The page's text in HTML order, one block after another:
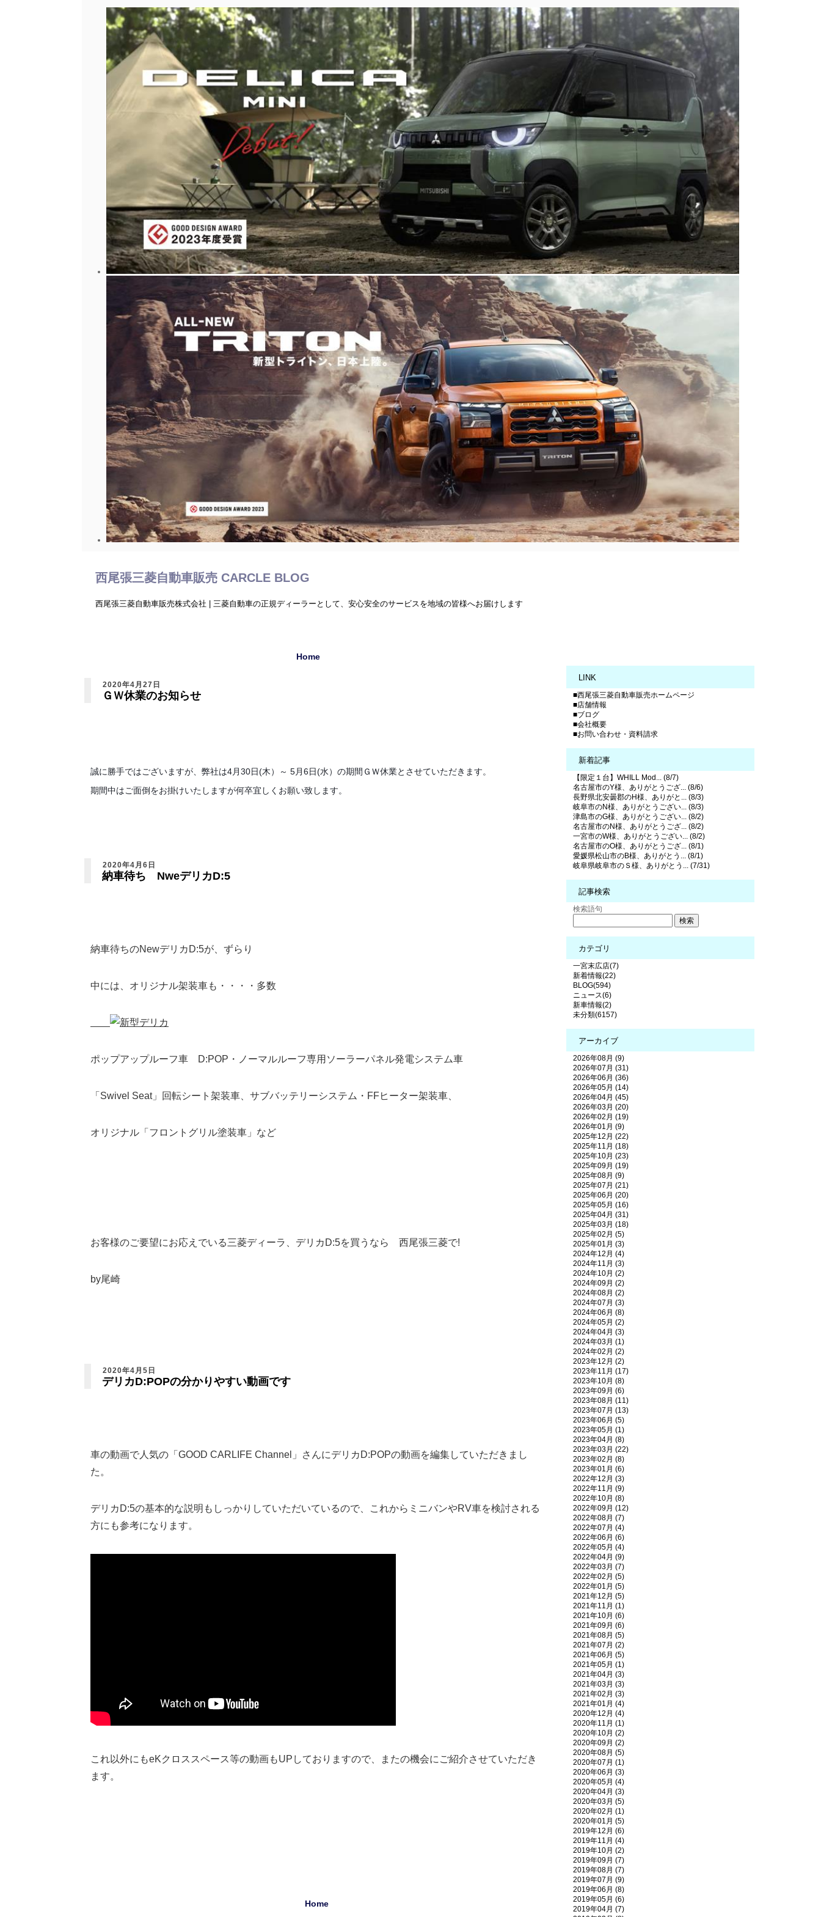
西尾張三菱自動車販売 CARCLE BLOG
西尾張三菱自動車販売株式会社 | 三菱自動車の正規ディーラーとして、安心安全のサービスを地域の皆様へお届けします
Home
2020年4月27日
ＧＷ休業のお知らせ
誠に勝手ではございますが、弊社は4月30日(木）～ 5月6日(水）の期間ＧＷ休業とさせていただきます。
期間中はご面倒をお掛けいたしますが何卒宜しくお願い致します。
2020年4月6日
納車待ち NweデリカD:5
納車待ちのNewデリカD:5が、ずらり
中には、オリジナル架装車も・・・・多数
ポップアップルーフ車 D:POP・ノーマルルーフ専用ソーラーパネル発電システム車
「Swivel Seat」回転シート架装車、サブバッテリーシステム・FFヒーター架装車、
オリジナル「フロントグリル塗装車」など
お客様のご要望にお応えでいる三菱ディーラ、デリカD:5を買うなら 西尾張三菱で!
by尾崎
2020年4月5日
デリカD:POPの分かりやすい動画です
車の動画で人気の「GOOD CARLIFE Channel」さんにデリカD:POPの動画を編集していただきまし
た。
デリカD:5の基本的な説明もしっかりしていただいているので、これからミニバンやRV車を検討される
方にも参考になります。
これ以外にもeKクロススペース等の動画もUPしておりますので、またの機会にご紹介させていただき
ます。
Home
LINK
■西尾張三菱自動車販売ホームページ
■店舗情報
■ブログ
■会社概要
■お問い合わせ・資料請求
新着記事
【限定１台】WHILL Mod... (8/7)
名古屋市のY様、ありがとうござ... (8/6)
長野県北安曇郡のH様、ありがと... (8/3)
岐阜市のN様、ありがとうござい... (8/3)
津島市のG様、ありがとうござい... (8/2)
名古屋市のN様、ありがとうござ... (8/2)
一宮市のW様、ありがとうござい... (8/2)
名古屋市のO様、ありがとうござ... (8/1)
愛媛県松山市のB様、ありがとう... (8/1)
岐阜県岐阜市のＳ様、ありがとう... (7/31)
記事検索
検索語句
カテゴリ
一宮末広店(7)
新着情報(22)
BLOG(594)
ニュース(6)
新車情報(2)
未分類(6157)
アーカイブ
2026年08月 (9)
2026年07月 (31)
2026年06月 (36)
2026年05月 (14)
2026年04月 (45)
2026年03月 (20)
2026年02月 (19)
2026年01月 (9)
2025年12月 (22)
2025年11月 (18)
2025年10月 (23)
2025年09月 (19)
2025年08月 (9)
2025年07月 (21)
2025年06月 (20)
2025年05月 (16)
2025年04月 (31)
2025年03月 (18)
2025年02月 (5)
2025年01月 (3)
2024年12月 (4)
2024年11月 (3)
2024年10月 (2)
2024年09月 (2)
2024年08月 (2)
2024年07月 (3)
2024年06月 (8)
2024年05月 (2)
2024年04月 (3)
2024年03月 (1)
2024年02月 (2)
2023年12月 (2)
2023年11月 (17)
2023年10月 (8)
2023年09月 (6)
2023年08月 (11)
2023年07月 (13)
2023年06月 (5)
2023年05月 (1)
2023年04月 (8)
2023年03月 (22)
2023年02月 (8)
2023年01月 (6)
2022年12月 (3)
2022年11月 (9)
2022年10月 (8)
2022年09月 (12)
2022年08月 (7)
2022年07月 (4)
2022年06月 (6)
2022年05月 (4)
2022年04月 (9)
2022年03月 (7)
2022年02月 (5)
2022年01月 (5)
2021年12月 (5)
2021年11月 (1)
2021年10月 (6)
2021年09月 (6)
2021年08月 (5)
2021年07月 (2)
2021年06月 (5)
2021年05月 (1)
2021年04月 (3)
2021年03月 (3)
2021年02月 (3)
2021年01月 (4)
2020年12月 (4)
2020年11月 (1)
2020年10月 (2)
2020年09月 (2)
2020年08月 (5)
2020年07月 (1)
2020年06月 (3)
2020年05月 (4)
2020年04月 (3)
2020年03月 (5)
2020年02月 (1)
2020年01月 (5)
2019年12月 (6)
2019年11月 (4)
2019年10月 (2)
2019年09月 (7)
2019年08月 (7)
2019年07月 (9)
2019年06月 (8)
2019年05月 (6)
2019年04月 (7)